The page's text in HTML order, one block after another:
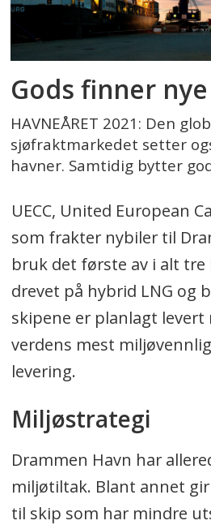
Gods finner
HAVNEÅRET 2021: Den
sjøfraktmarkedet setter
havner. Samtidig bytter
UECC, United European
som frakter nybiler til
bruk det første av i alt
drevet på hybrid LNG og
skipene er planlagt levert
verdens mest
levering.
Miljøstrategi
Drammen Havn har
miljøtiltak. Blant annet
til skip som har mindre